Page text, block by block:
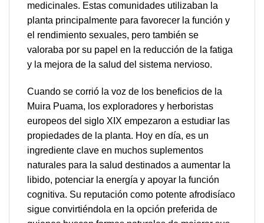
medicinales. Estas comunidades utilizaban la
planta principalmente para favorecer la función y
el rendimiento sexuales, pero también se
valoraba por su papel en la reducción de la fatiga
y la mejora de la salud del sistema nervioso.
Cuando se corrió la voz de los beneficios de la
Muira Puama, los exploradores y herboristas
europeos del siglo XIX empezaron a estudiar las
propiedades de la planta. Hoy en día, es un
ingrediente clave en muchos suplementos
naturales para la salud destinados a aumentar la
libido, potenciar la energía y apoyar la función
cognitiva. Su reputación como potente afrodisíaco
sigue convirtiéndola en la opción preferida de